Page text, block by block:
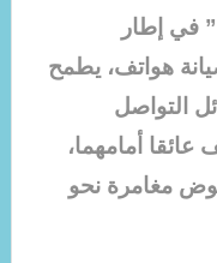
في إطار
هواتف، يطمح
التواصل
أمامهما،
مغامرة نحو